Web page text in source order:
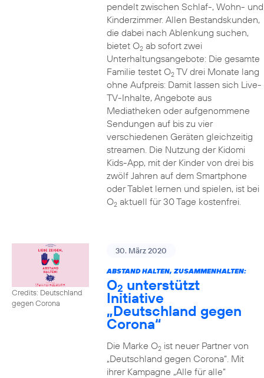
pendelt zwischen Schlaf-, Wohn- und
Kinderzimmer. Allen Bestandskunden,
die dabei nach Ablenkung suchen,
bietet O2ab sofort zwei
Unterhaltungsangebote: Die gesamte
Familie testet O2TV drei Monate lang
ohne Aufpreis: Damit lassen sich Live-
TV-Inhalte, Angebote aus
Mediatheken oder aufgenommene
Sendungen auf bis zu vier
verschiedenen Geräten gleichzeitig
streamen. Die Nutzung der Kidomi
Kids-App, mit der Kinder von drei bis
zwölf Jahren auf dem Smartphone
oder Tablet lernen und spielen, ist bei
O2aktuell für 30 Tage kostenfrei.
Credits: Deutschland
gegen Corona
30. März 2020
ABSTAND HALTEN, ZUSAMMENHALTEN:
O2 unterstützt
Initiative
„Deutschland gegen
Corona“
Die Marke O2ist neuer Partner von
„Deutschland gegen Corona“. Mit
ihrer Kampagne „Alle für alle“